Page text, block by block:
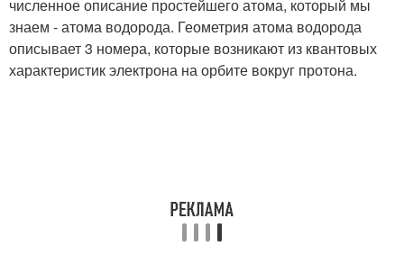
численное описание простейшего атома, который мы
знаем - атома водорода. Геометрия атома водорода
описывает 3 номера, которые возникают из квантовых
характеристик электрона на орбите вокруг протона.